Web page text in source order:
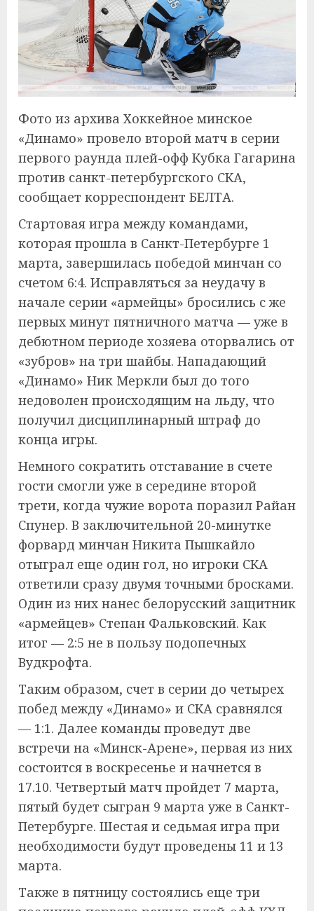
Фото из архива Хоккейное минское
«Динамо» провело второй матч в серии
первого раунда плей-офф Кубка Гагарина
против санкт-петербургского СКА,
сообщает корреспондент БЕЛТА.
Стартовая игра между командами,
которая прошла в Санкт-Петербурге 1
марта, завершилась победой минчан со
счетом 6:4. Исправляться за неудачу в
начале серии «армейцы» бросились с же
первых минут пятничного матча — уже в
дебютном периоде хозяева оторвались от
«зубров» на три шайбы. Нападающий
«Динамо» Ник Меркли был до того
недоволен происходящим на льду, что
получил дисциплинарный штраф до
конца игры.
Немного сократить отставание в счете
гости смогли уже в середине второй
трети, когда чужие ворота поразил Райан
Спунер. В заключительной 20-минутке
форвард минчан Никита Пышкайло
отыграл еще один гол, но игроки СКА
ответили сразу двумя точными бросками.
Один из них нанес белорусский защитник
«армейцев» Степан Фальковский. Как
итог — 2:5 не в пользу подопечных
Вудкрофта.
Таким образом, счет в серии до четырех
побед между «Динамо» и СКА сравнялся
— 1:1. Далее команды проведут две
встречи на «Минск-Арене», первая из них
состоится в воскресенье и начнется в
17.10. Четвертый матч пройдет 7 марта,
пятый будет сыгран 9 марта уже в Санкт-
Петербурге. Шестая и седьмая игра при
необходимости будут проведены 11 и 13
марта.
Также в пятницу состоялись еще три